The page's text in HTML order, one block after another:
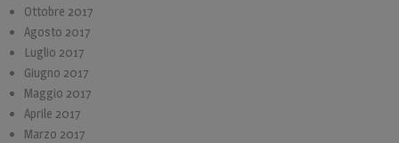
Ottobre 2017
Agosto 2017
Luglio 2017
Giugno 2017
Maggio 2017
Aprile 2017
Marzo 2017